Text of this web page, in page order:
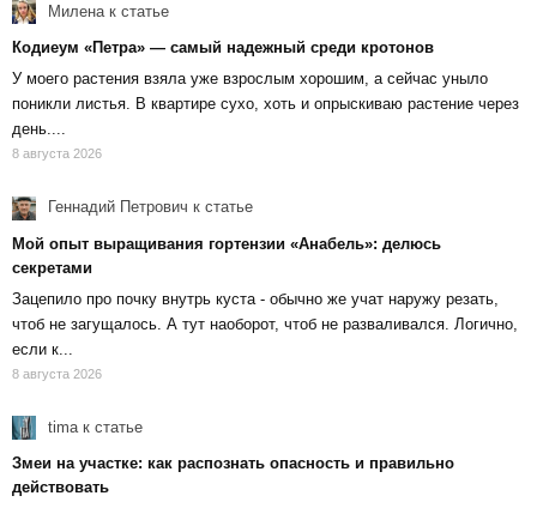
Милена к статье
Кодиеум «Петра» — самый надежный среди кротонов
У моего растения взяла уже взрослым хорошим, а сейчас уныло
поникли листья. В квартире сухо, хоть и опрыскиваю растение через
день....
8 августа 2026
Геннадий Петрович к статье
Мой опыт выращивания гортензии «Анабель»: делюсь
секретами
Зацепило про почку внутрь куста - обычно же учат наружу резать,
чтоб не загущалось. А тут наоборот, чтоб не разваливался. Логично,
если к...
8 августа 2026
tima к статье
Змеи на участке: как распознать опасность и правильно
действовать